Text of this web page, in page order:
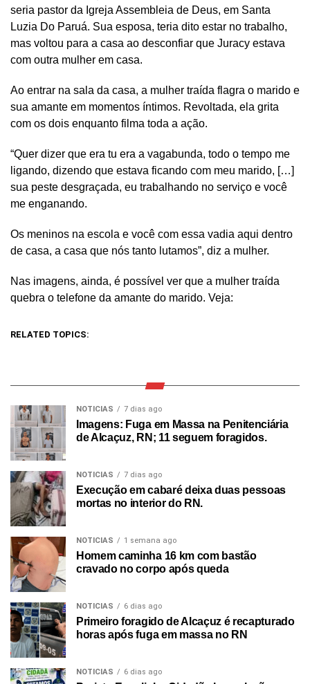
seria pastor da Igreja Assembleia de Deus, em Santa
Luzia Do Paruá. Sua esposa, teria dito estar no trabalho,
mas voltou para a casa ao desconfiar que Juracy estava
com outra mulher em casa.
Ao entrar na sala da casa, a mulher traída flagra o marido e
sua amante em momentos íntimos. Revoltada, ela grita
com os dois enquanto filma toda a ação.
“Quer dizer que era tu era a vagabunda, todo o tempo me
ligando, dizendo que estava ficando com meu marido, […]
sua peste desgraçada, eu trabalhando no serviço e você
me enganando.
Os meninos na escola e você com essa vadia aqui dentro
de casa, a casa que nós tanto lutamos”, diz a mulher.
Nas imagens, ainda, é possível ver que a mulher traída
quebra o telefone da amante do marido. Veja:
RELATED TOPICS:
NOTICIAS 7 dias ago
Imagens: Fuga em Massa na Penitenciária
de Alcaçuz, RN; 11 seguem foragidos.
NOTICIAS 7 dias ago
Execução em cabaré deixa duas pessoas
mortas no interior do RN.
NOTICIAS 1 semana ago
Homem caminha 16 km com bastão
cravado no corpo após queda
NOTICIAS 6 dias ago
Primeiro foragido de Alcaçuz é recapturado
horas após fuga em massa no RN
NOTICIAS 6 dias ago